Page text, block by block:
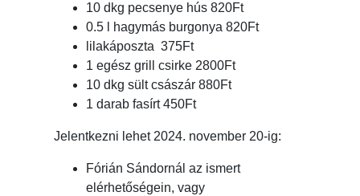
10 dkg pecsenye hús 820Ft
0.5 l hagymás burgonya 820Ft
lilakáposzta 375Ft
1 egész grill csirke 2800Ft
10 dkg sült császár 880Ft
1 darab fasírt 450Ft
Jelentkezni lehet 2024. november 20-ig:
Fórián Sándornál az ismert
elérhetőségein, vagy